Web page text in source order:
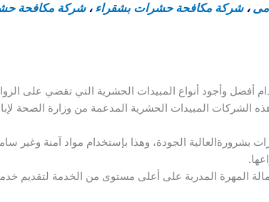
، شركة مكافحة حشرات بشقراء ،شركة مكافحة
وأجود أنواع المبيدات الحشرية التي تقضي على
الشركات المبيدات الحشرية المدعمة من وزارة الصحة
بشرورةالعالية الجودة، وهذا بإستخدام مواد آمنة وغير
المهرة المدربة على أعلى مستوى من الخدمة لتقديم